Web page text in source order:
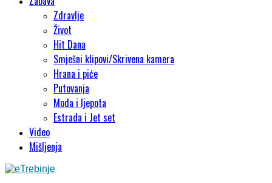
Zdravlje
Život
Hit Dana
Smješni klipovi/Skrivena kamera
Hrana i piće
Putovanja
Moda i ljepota
Estrada i Jet set
Video
Mišljenja